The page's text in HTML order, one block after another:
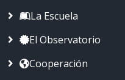
La Escuela
El Observatorio
Cooperación